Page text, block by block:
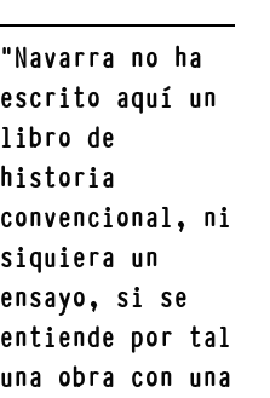
"Navarra no ha
escrito aquí un
libro de
historia
convencional, ni
siquiera un
ensayo, si se
entiende por tal
una obra con una